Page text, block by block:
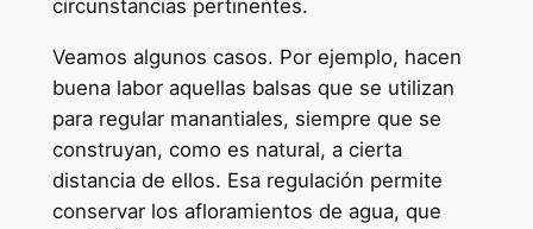
circunstancias pertinentes.
Veamos algunos casos. Por ejemplo, hacen
buena labor aquellas balsas que se utilizan
para regular manantiales, siempre que se
construyan, como es natural, a cierta
distancia de ellos. Esa regulación permite
conservar los afloramientos de agua, que